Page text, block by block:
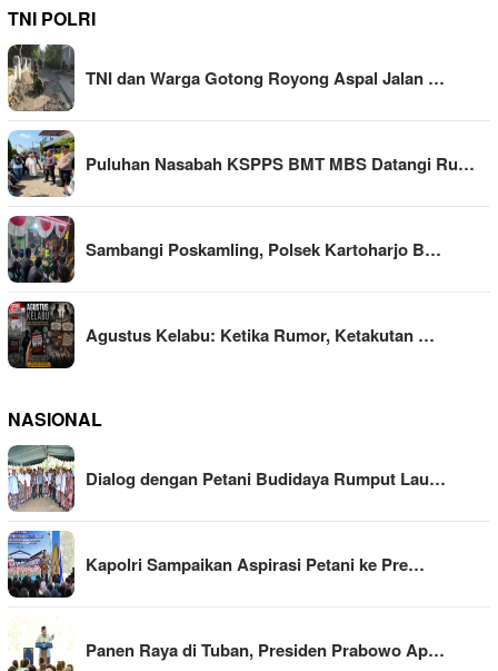
TNI POLRI
TNI dan Warga Gotong Royong Aspal Jalan …
Puluhan Nasabah KSPPS BMT MBS Datangi Ru…
Sambangi Poskamling, Polsek Kartoharjo B…
Agustus Kelabu: Ketika Rumor, Ketakutan …
NASIONAL
Dialog dengan Petani Budidaya Rumput Lau…
Kapolri Sampaikan Aspirasi Petani ke Pre…
Panen Raya di Tuban, Presiden Prabowo Ap…